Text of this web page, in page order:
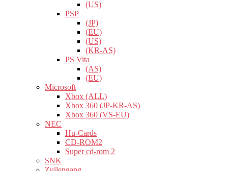
(US)
PSP
(JP)
(EU)
(US)
(KR-AS)
PS Vita
(AS)
(EU)
Microsoft
Xbox (ALL)
Xbox 360 (JP-KR-AS)
Xbox 360 (VS-EU)
NEC
Hu-Cards
CD-ROM2
Super cd-rom 2
SNK